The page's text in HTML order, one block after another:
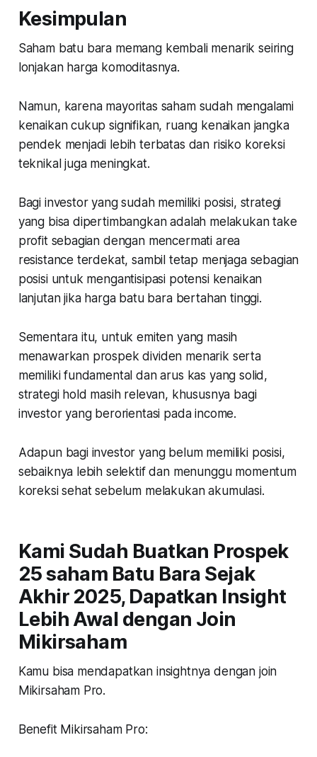
Kesimpulan
Saham batu bara memang kembali menarik seiring
lonjakan harga komoditasnya.
Namun, karena mayoritas saham sudah mengalami
kenaikan cukup signifikan, ruang kenaikan jangka
pendek menjadi lebih terbatas dan risiko koreksi
teknikal juga meningkat.
Bagi investor yang sudah memiliki posisi, strategi
yang bisa dipertimbangkan adalah melakukan take
profit sebagian dengan mencermati area
resistance terdekat, sambil tetap menjaga sebagian
posisi untuk mengantisipasi potensi kenaikan
lanjutan jika harga batu bara bertahan tinggi.
Sementara itu, untuk emiten yang masih
menawarkan prospek dividen menarik serta
memiliki fundamental dan arus kas yang solid,
strategi hold masih relevan, khususnya bagi
investor yang berorientasi pada income.
Adapun bagi investor yang belum memiliki posisi,
sebaiknya lebih selektif dan menunggu momentum
koreksi sehat sebelum melakukan akumulasi.
Kami Sudah Buatkan Prospek
25 saham Batu Bara Sejak
Akhir 2025, Dapatkan Insight
Lebih Awal dengan Join
Mikirsaham
Kamu bisa mendapatkan insightnya dengan join
Mikirsaham Pro.
Benefit Mikirsaham Pro: